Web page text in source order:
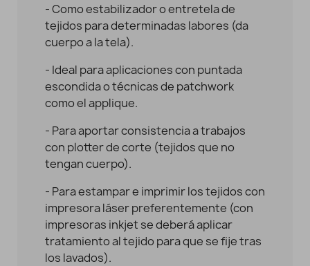
- Como estabilizador o entretela de
tejidos para determinadas labores (da
cuerpo a la tela).
- Ideal para aplicaciones con puntada
escondida o técnicas de patchwork
como el applique.
- Para aportar consistencia a trabajos
con plotter de corte (tejidos que no
tengan cuerpo).
- Para estampar e imprimir los tejidos con
impresora láser preferentemente (con
impresoras inkjet se deberá aplicar
tratamiento al tejido para que se fije tras
los lavados).